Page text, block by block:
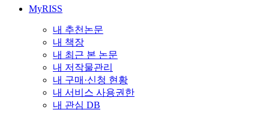
MyRISS
내 추천논문
내 책장
내 최근 본 논문
내 저작물관리
내 구매·신청 현황
내 서비스 사용권한
내 관심 DB